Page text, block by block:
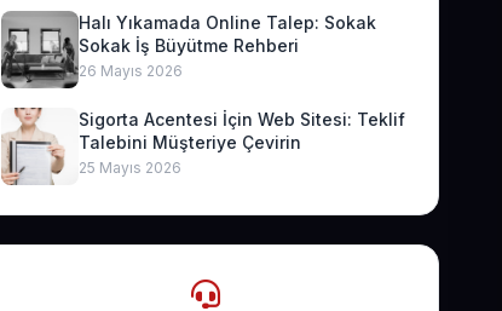
Halı Yıkamada Online Talep: Sokak
Sokak İş Büyütme Rehberi
26 Mayıs 2026
Sigorta Acentesi İçin Web Sitesi: Teklif
Talebini Müşteriye Çevirin
25 Mayıs 2026